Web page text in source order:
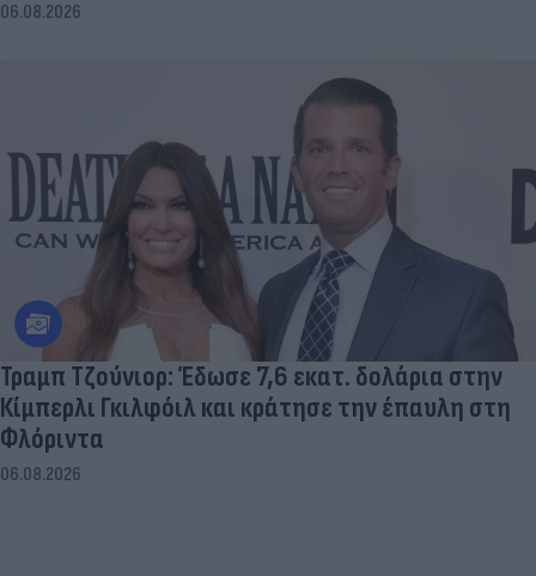
06.08.2026
Τραμπ Τζούνιορ: Έδωσε 7,6 εκατ. δολάρια στην
Κίμπερλι Γκιλφόιλ και κράτησε την έπαυλη στη
Φλόριντα
06.08.2026